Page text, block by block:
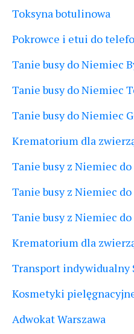
Toksyna botulinowa
Pokrowce i etui do
Tanie busy do Niemiec
Tanie busy do Niemiec
Tanie busy do Niemiec
Krematorium dla
Tanie busy z Niemiec
Tanie busy z Niemiec
Tanie busy z Niemiec
Krematorium dla
Transport indywidualny
Kosmetyki
Adwokat Warszawa